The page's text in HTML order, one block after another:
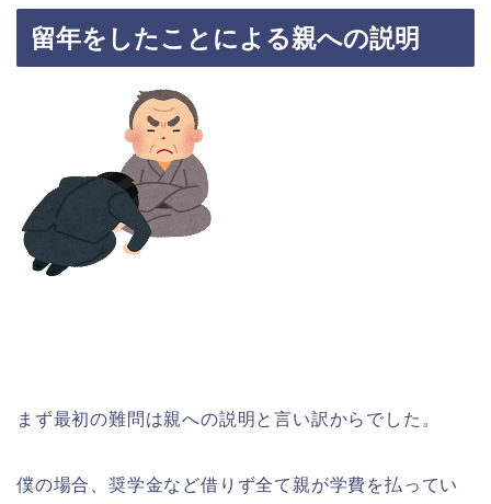
留年をしたことによる親への説明
まず最初の難問は親への説明と言い訳からでした。
僕の場合、奨学金など借りず全て親が学費を払ってい